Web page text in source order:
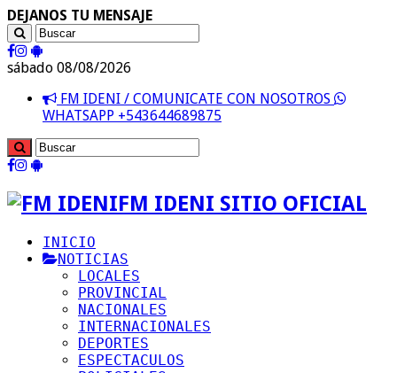
DEJANOS TU MENSAJE
sábado 08/08/2026
FM IDENI / COMUNICATE CON NOSOTROS
WHATSAPP +543644689875
FM IDENI SITIO OFICIAL
INICIO
NOTICIAS
LOCALES
PROVINCIAL
NACIONALES
INTERNACIONALES
DEPORTES
ESPECTACULOS